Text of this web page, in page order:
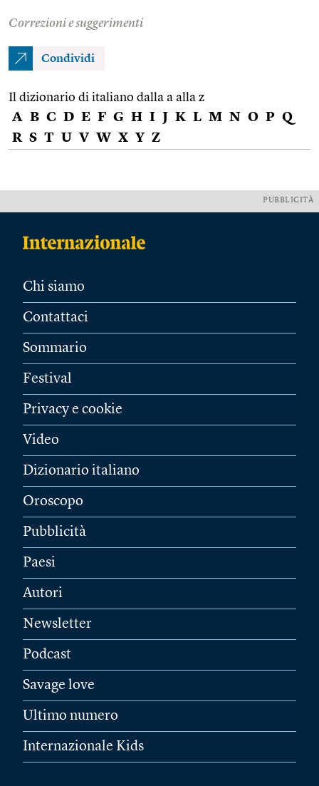
Correzioni e suggerimenti
Condividi
Il dizionario di italiano dalla a alla z
A B C D E F G H I J K L M N O P Q
R S T U V W X Y Z
PUBBLICITÀ
Chi siamo
Contattaci
Sommario
Festival
Privacy e cookie
Video
Dizionario italiano
Oroscopo
Pubblicità
Paesi
Autori
Newsletter
Podcast
Savage love
Ultimo numero
Internazionale Kids